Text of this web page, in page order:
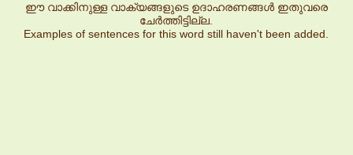
ഈ വാക്കിനുള്ള വാക്യങ്ങളുടെ ഉദാഹരണങ്ങൾ ഇതുവരെ
ചേർത്തിട്ടില്ല.
Examples of sentences for this word still haven't been added.